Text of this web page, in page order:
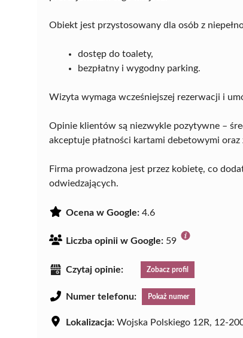
Obiekt jest przystosowany dla osób z
dostęp do toalety,
bezpłatny i wygodny parking.
Wizyta wymaga wcześniejszej rezerwacji i
Opinie klientów są niezwykle pozytywne –
akceptuje płatności kartami debetowymi
Firma prowadzona jest przez kobietę, co
odwiedzających.
Ocena w Google: 4.6
Liczba opinii w Google: 59
Czytaj opinie: Zobacz profil
Numer telefonu: Pokaż numer
Lokalizacja: Wojska Polskiego 12R, 12-